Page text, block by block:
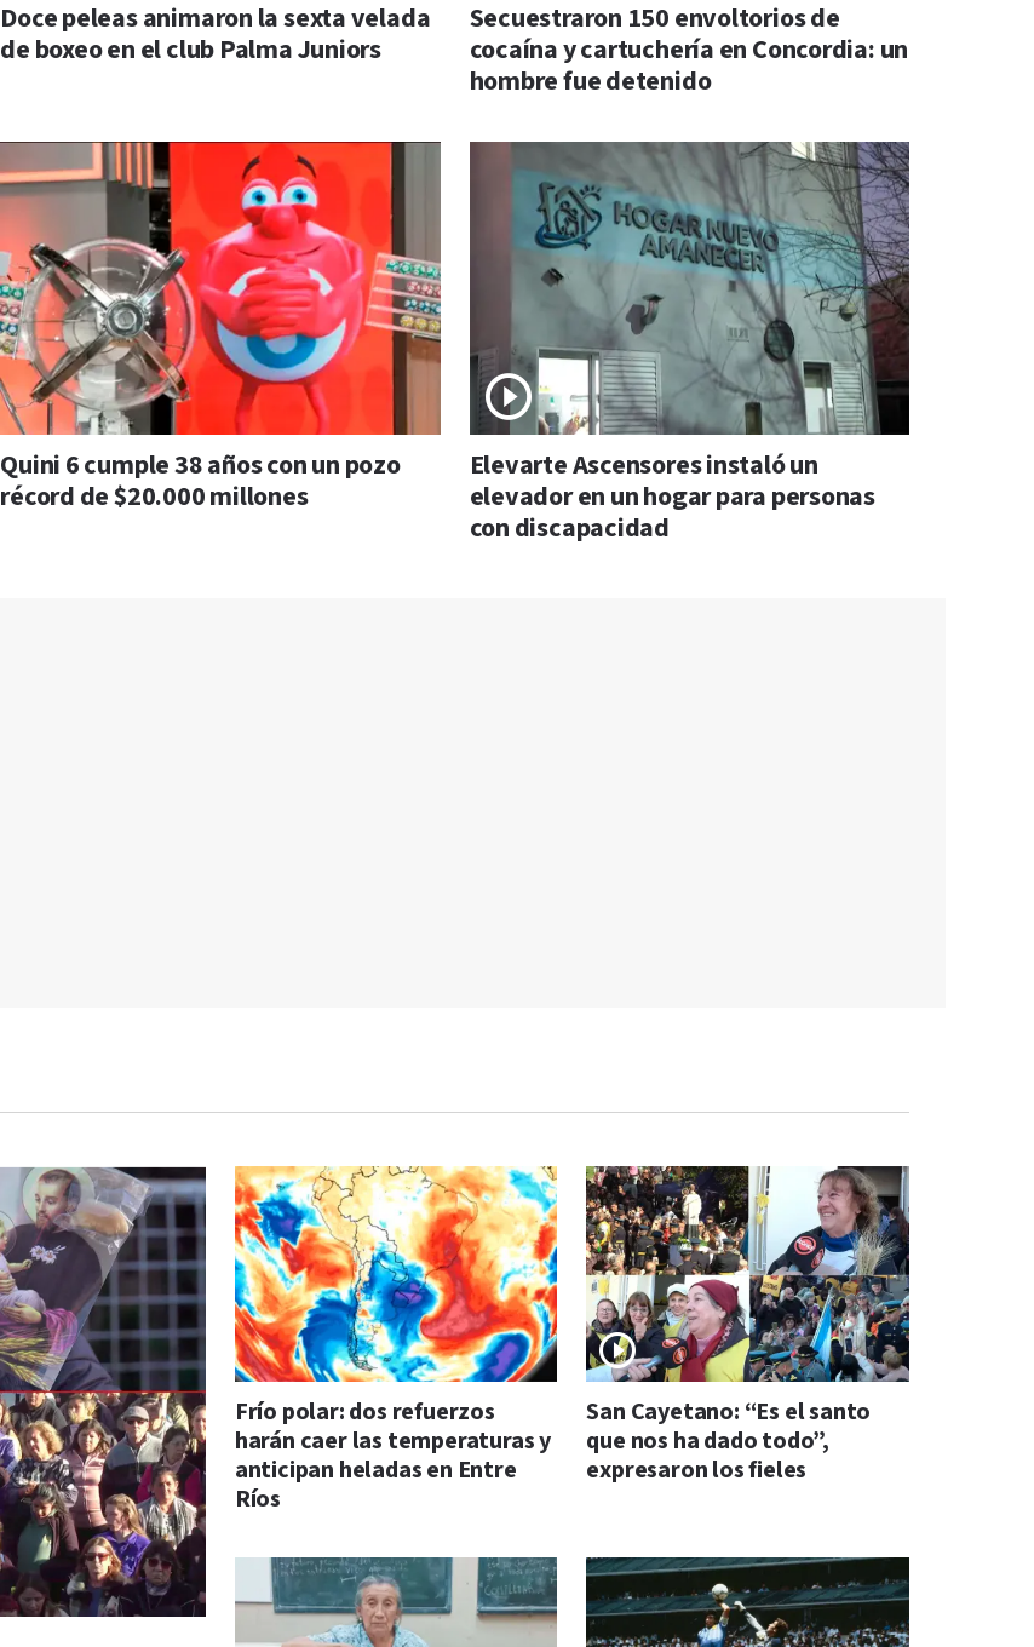
Doce peleas animaron la sexta velada
de boxeo en el club Palma Juniors
Secuestraron 150 envoltorios de
cocaína y cartuchería en Concordia: un
hombre fue detenido
Quini 6 cumple 38 años con un pozo
récord de $20.000 millones
Elevarte Ascensores instaló un
elevador en un hogar para personas
con discapacidad
Frío polar: dos refuerzos
harán caer las temperaturas y
anticipan heladas en Entre
Ríos
San Cayetano: “Es el santo
que nos ha dado todo”,
expresaron los fieles